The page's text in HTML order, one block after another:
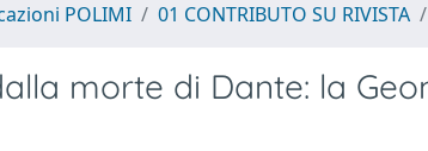
POLIMI 01 CONTRIBUTO SU RIVISTA
morte di Dante: la